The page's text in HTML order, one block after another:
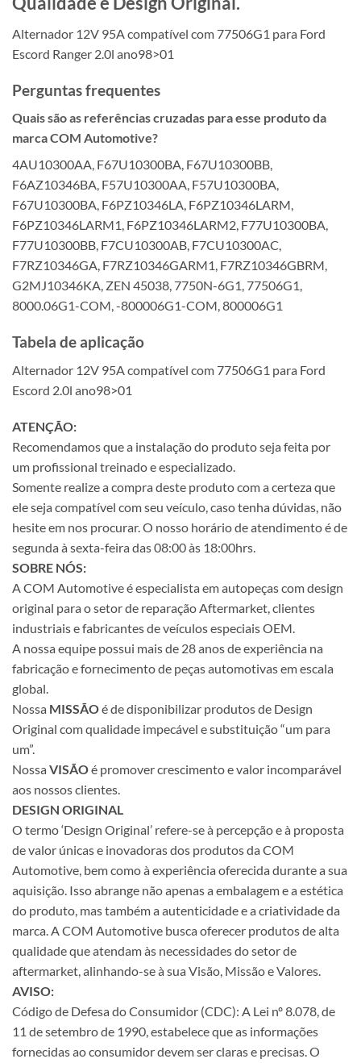
Alternador 12V 95A compatível com 77506G1 para Ford
Escord Ranger 2.0l ano98>01
Perguntas frequentes
Quais são as referências cruzadas para esse produto da
marca COM Automotive?
4AU10300AA, F67U10300BA, F67U10300BB,
F6AZ10346BA, F57U10300AA, F57U10300BA,
F67U10300BA, F6PZ10346LA, F6PZ10346LARM,
F6PZ10346LARM1, F6PZ10346LARM2, F77U10300BA,
F77U10300BB, F7CU10300AB, F7CU10300AC,
F7RZ10346GA, F7RZ10346GARM1, F7RZ10346GBRM,
G2MJ10346KA, ZEN 45038, 7750N-6G1, 77506G1,
8000.06G1-COM, -800006G1-COM, 800006G1
Tabela de aplicação
Alternador 12V 95A compatível com 77506G1 para Ford
Escord 2.0l ano98>01
ATENÇÃO:
Recomendamos que a instalação do produto seja feita por
um profissional treinado e especializado.
Somente realize a compra deste produto com a certeza que
ele seja compatível com seu veículo, caso tenha dúvidas, não
hesite em nos procurar. O nosso horário de atendimento é de
segunda à sexta-feira das 08:00 às 18:00hrs.
SOBRE NÓS:
A COM Automotive é especialista em autopeças com design
original para o setor de reparação Aftermarket, clientes
industriais e fabricantes de veículos especiais OEM.
A nossa equipe possui mais de 28 anos de experiência na
fabricação e fornecimento de peças automotivas em escala
global.
Nossa MISSÃOé de disponibilizar produtos de Design
Original com qualidade impecável e substituição “um para
um”.
Nossa VISÃOé promover crescimento e valor incomparável
aos nossos clientes.
DESIGN ORIGINAL
O termo ‘Design Original’ refere-se à percepção e à proposta
de valor únicas e inovadoras dos produtos da COM
Automotive, bem como à experiência oferecida durante a sua
aquisição. Isso abrange não apenas a embalagem e a estética
do produto, mas também a autenticidade e a criatividade da
marca. A COM Automotive busca oferecer produtos de alta
qualidade que atendam às necessidades do setor de
aftermarket, alinhando-se à sua Visão, Missão e Valores.
AVISO:
Código de Defesa do Consumidor (CDC): A Lei nº 8.078, de
11 de setembro de 1990, estabelece que as informações
fornecidas ao consumidor devem ser claras e precisas. O